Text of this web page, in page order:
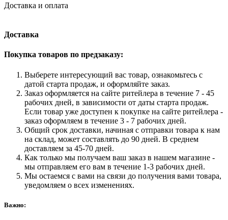
Доставка и оплата
Доставка
Покупка товаров по предзаказу:
Выберете интересующий вас товар, ознакомьтесь с
датой старта продаж, и оформляйте заказ.
Заказ оформляется на сайте ритейлера в течение 7 - 45
рабочих дней, в зависимости от даты старта продаж.
Если товар уже доступен к покупке на сайте ритейлера -
заказ оформляем в течение 3 - 7 рабочих дней.
Общий срок доставки, начиная с отправки товара к нам
на склад, может составлять до 90 дней. В среднем
доставляем за 45-70 дней.
Как только мы получаем ваш заказ в нашем магазине -
мы отправляем его вам в течение 1-3 рабочих дней.
Мы остаемся с вами на связи до получения вами товара,
уведомляем о всех изменениях.
Важно: